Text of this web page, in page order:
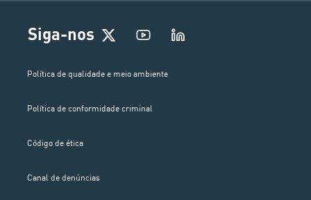
Siga-nos
Política de qualidade e meio ambiente
Política de conformidade criminal
Código de ética
Canal de denúncias